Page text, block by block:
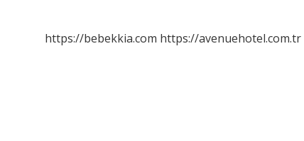
https://bebekkia.com https://avenuehotel.com.tr